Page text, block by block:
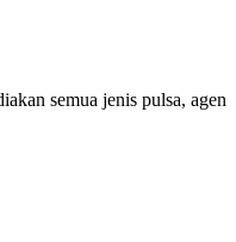
semua jenis pulsa, agen